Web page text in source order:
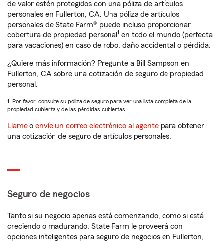
de valor estén protegidos con una póliza de artículos
personales en Fullerton, CA. Una póliza de artículos
personales de State Farm® puede incluso proporcionar
cobertura de propiedad personal 1 en todo el mundo (perfecta
para vacaciones) en caso de robo, daño accidental o pérdida.
¿Quiere más información? Pregunte a Bill Sampson en
Fullerton, CA sobre una cotización de seguro de propiedad
personal.
1. Por favor, consulte su póliza de seguro para ver una lista completa de la
propiedad cubierta y de las pérdidas cubiertas.
Llame o envíe un correo electrónico al agente para obtener
una cotización de seguro de artículos personales.
Seguro de negocios
Tanto si su negocio apenas está comenzando, como si está
creciendo o madurando, State Farm le proveerá con
opciones inteligentes para seguro de negocios en Fullerton,